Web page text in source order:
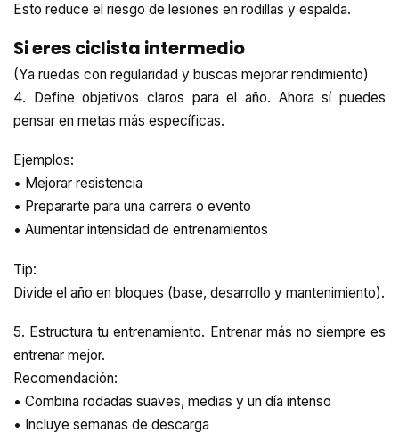
Esto reduce el riesgo de lesiones en rodillas y espalda.
Si eres ciclista intermedio
(Ya ruedas con regularidad y buscas mejorar rendimiento)
4. Define objetivos claros para el año. Ahora sí puedes
pensar en metas más específicas.
Ejemplos:
• Mejorar resistencia
• Prepararte para una carrera o evento
• Aumentar intensidad de entrenamientos
Tip:
Divide el año en bloques (base, desarrollo y mantenimiento).
5. Estructura tu entrenamiento. Entrenar más no siempre es
entrenar mejor.
Recomendación:
• Combina rodadas suaves, medias y un día intenso
• Incluye semanas de descarga